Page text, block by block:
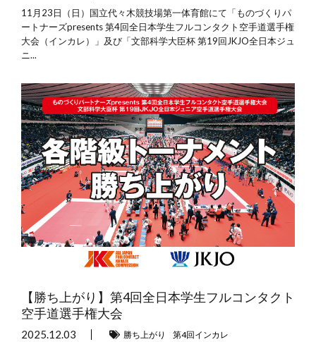
11月23日（日）国立代々木競技場第一体育館にて「ものづくりパ
ートナーズpresents 第4回全日本学生フルコンタクト空手道選手権
大会（インカレ）」及び「文部科学大臣杯 第19回JKJO全日本ジュ
ニ...
【勝ち上がり】第4回全日本学生フルコンタクト
空手道選手権大会
2025.12.03 勝ち上がり 第4回インカレ